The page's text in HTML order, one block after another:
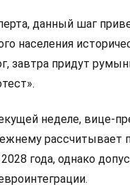
данный шаг
населения
завтра придут
неделе, вице-
рассчитывает
года, однако